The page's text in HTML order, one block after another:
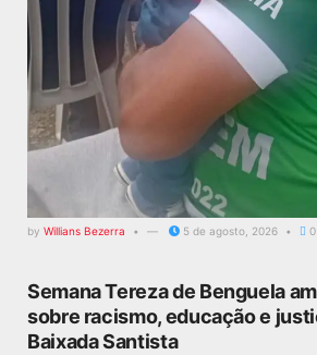
by Willians Bezerra 5 de agosto, 2026 0
Semana Tereza de Benguela
sobre racismo, educação e
Baixada Santista